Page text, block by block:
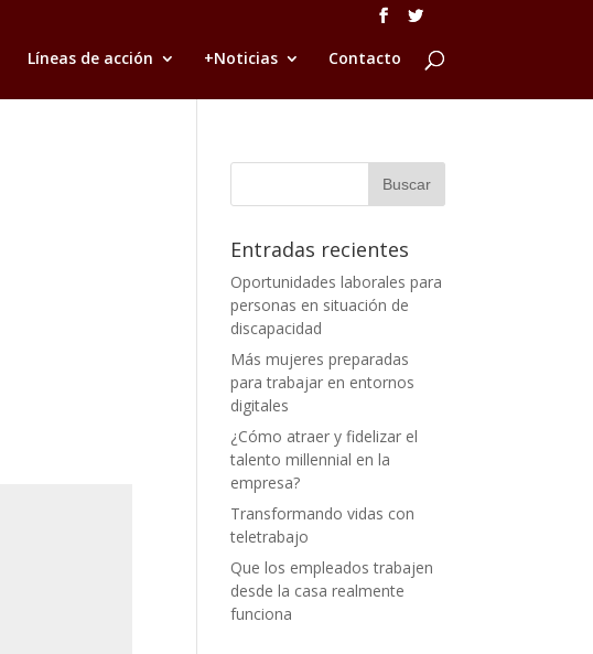
Líneas de acción +Noticias Contacto
Entradas recientes
Oportunidades laborales para
personas en situación de
discapacidad
Más mujeres preparadas
para trabajar en entornos
digitales
¿Cómo atraer y fidelizar el
talento millennial en la
empresa?
Transformando vidas con
teletrabajo
Que los empleados trabajen
desde la casa realmente
funciona